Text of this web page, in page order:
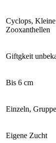
Cyclops,
Zooxanthellen
Giftgkeit
Bis 6 cm
Einzeln, Gruppe
Eigene Zucht